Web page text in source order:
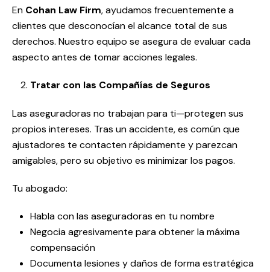
En Cohan Law Firm, ayudamos frecuentemente a
clientes que desconocían el alcance total de sus
derechos. Nuestro equipo se asegura de evaluar cada
aspecto antes de tomar acciones legales.
Tratar con las Compañías de Seguros
Las aseguradoras no trabajan para ti—protegen sus
propios intereses. Tras un accidente, es común que
ajustadores te contacten rápidamente y parezcan
amigables, pero su objetivo es minimizar los pagos.
Tu abogado:
Habla con las aseguradoras en tu nombre
Negocia agresivamente para obtener la máxima
compensación
Documenta lesiones y daños de forma estratégica